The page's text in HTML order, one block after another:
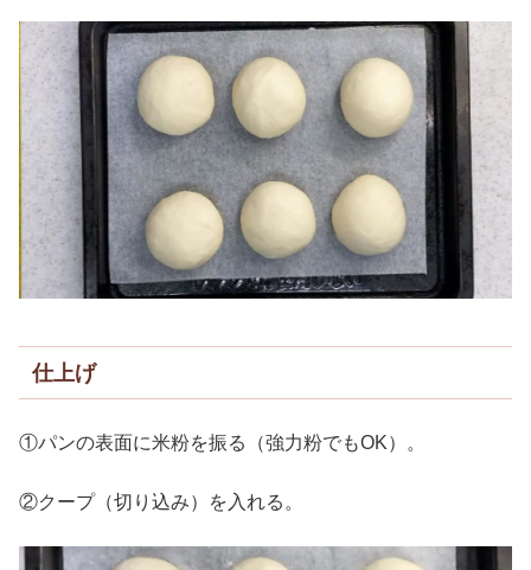
仕上げ
①パンの表面に米粉を振る（強力粉でもOK）。
②クープ（切り込み）を入れる。